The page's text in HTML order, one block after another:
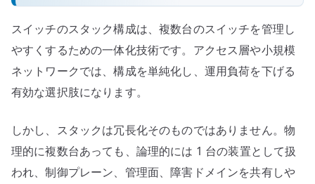
スイッチのスタック構成は、複数台のスイッチを管理し
やすくするための一体化技術です。アクセス層や小規模
ネットワークでは、構成を単純化し、運用負荷を下げる
有効な選択肢になります。
しかし、スタックは冗長化そのものではありません。物
理的に複数台あっても、論理的には 1 台の装置として扱
われ、制御プレーン、管理面、障害ドメインを共有しや